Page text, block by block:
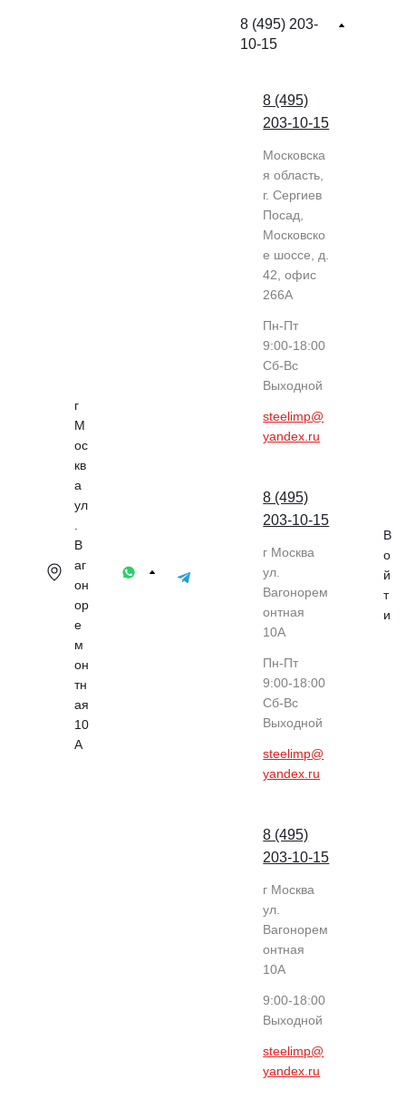
г
М
ос
кв
а
ул
В
аг
он
ор
е
м
он
тн
ая
10
А
8 (495) 203-
10-15
8 (495)
203-10-15
Московска
я область,
г. Сергиев
Посад,
Московско
е шоссе, д.
42, офис
266А
Пн-Пт
9:00-18:00
Cб-Вс
Выходной
steelimp@
yandex.ru
8 (495)
203-10-15
г Москва
ул.
Вагонорем
онтная
10А
Пн-Пт
9:00-18:00
Cб-Вс
Выходной
steelimp@
yandex.ru
8 (495)
203-10-15
г Москва
ул.
Вагонорем
онтная
10А
9:00-18:00
Выходной
steelimp@
yandex.ru
В
о
й
т
и